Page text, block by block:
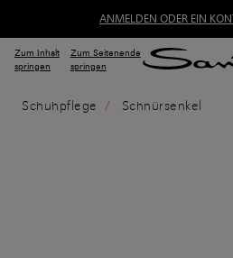
ANMELDEN ODER EIN
Zum Inhalt
springen
Zum Seitenende
springen
Schuhpflege Schnürsenkel